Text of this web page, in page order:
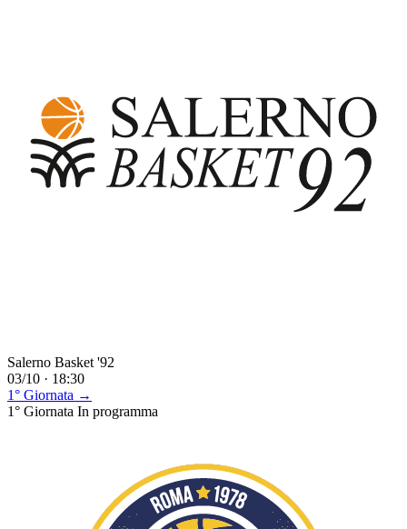
Salerno Basket '92
03/10 · 18:30
1° Giornata →
1° Giornata In programma